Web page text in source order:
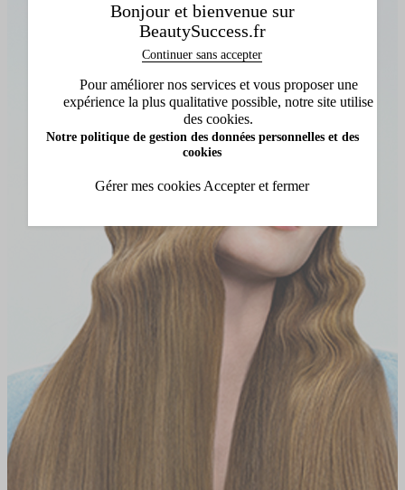
Bonjour et bienvenue sur
BeautySuccess.fr
Continuer sans accepter
Pour améliorer nos services et vous proposer une
expérience la plus qualitative possible, notre site utilise
des cookies.
Notre politique de gestion des données personnelles et des
cookies
Gérer mes cookies Accepter et fermer